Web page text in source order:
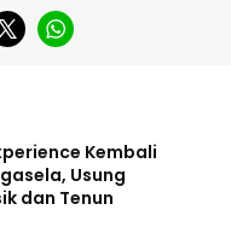
Kembali
Usung
dan Tenun